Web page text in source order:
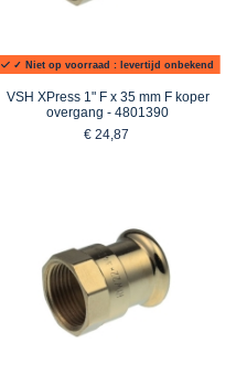
✓ Niet op voorraad : levertijd onbekend
VSH XPress 1" F x 35 mm F koper
overgang - 4801390
€ 24,87